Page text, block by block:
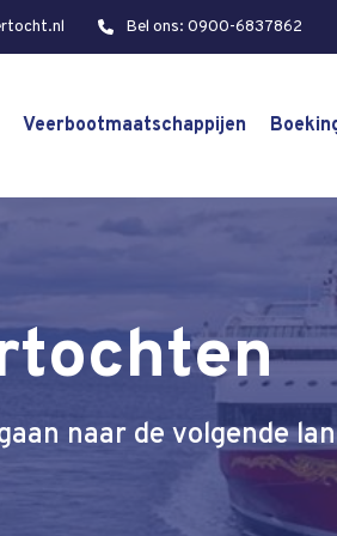
Bel ons: 0900-6837862
Veerbootmaatschappijen
naar de volgende